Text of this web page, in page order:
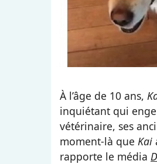
À l’âge de 10 ans,
inquiétant qui
vétérinaire, ses
moment-là que Kai
rapporte le média